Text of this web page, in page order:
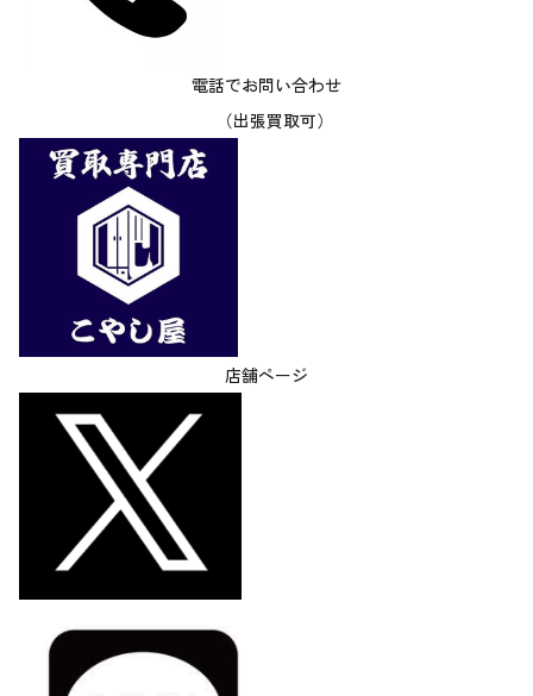
電話でお問い合わせ
（出張買取可）
店舗ページ